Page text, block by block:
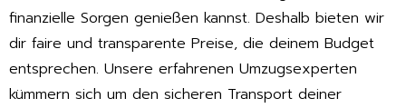
finanzielle Sorgen genießen kannst. Deshalb bieten wir
dir faire und transparente Preise, die deinem Budget
entsprechen. Unsere erfahrenen Umzugsexperten
kümmern sich um den sicheren Transport deiner